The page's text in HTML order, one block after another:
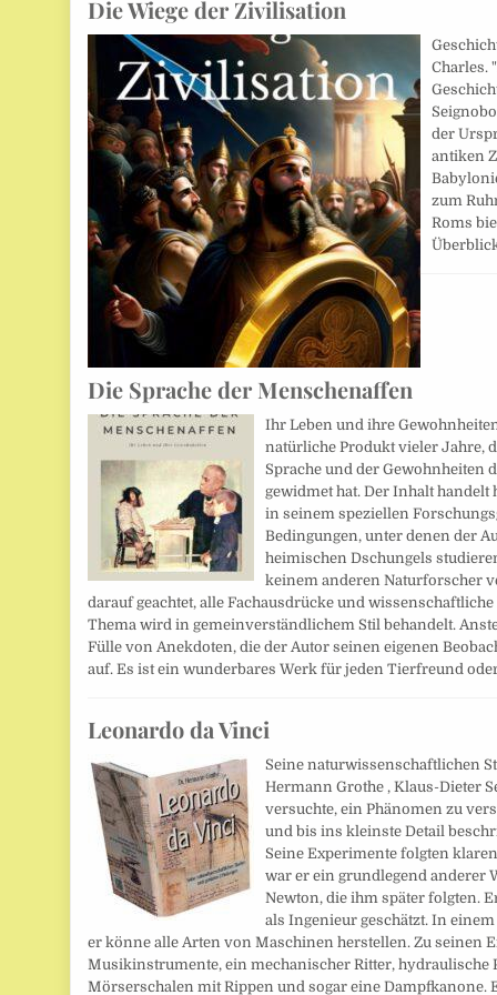
Die Wiege der Zivilisation
Charles.
der
antiken
zum
Roms
Die Sprache der Menschenaffen
Ihr Leben und ihre
natürliche Produkt vieler Jahre,
Sprache und der Gewohnheiten
gewidmet hat. Der Inhalt handelt
in seinem speziellen
Bedingungen, unter denen der
heimischen Dschungels
keinem anderen Naturforscher
darauf geachtet, alle Fachausdrücke und
Thema wird in gemeinverständlichem Stil behandelt.
Fülle von Anekdoten, die der Autor seinen eigenen
auf. Es ist ein wunderbares Werk für jeden Tierfreund
Leonardo da Vinci
Seine naturwissenschaftlichen
Hermann Grothe , Klaus-Dieter
versuchte, ein Phänomen zu
und bis ins kleinste Detail
Seine Experimente folgten
war er ein grundlegend anderer
Newton, die ihm später folgten.
als Ingenieur geschätzt. In
er könne alle Arten von Maschinen herstellen. Zu seinen
Musikinstrumente, ein mechanischer Ritter, hydraulische
Mörserschalen mit Rippen und sogar eine Dampfkanone.